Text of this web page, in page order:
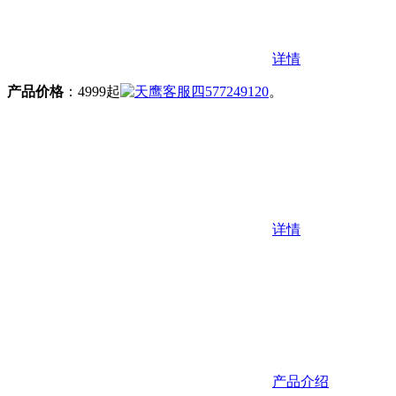
详情
产品价格：4999起 577249120。
详情
产品介绍